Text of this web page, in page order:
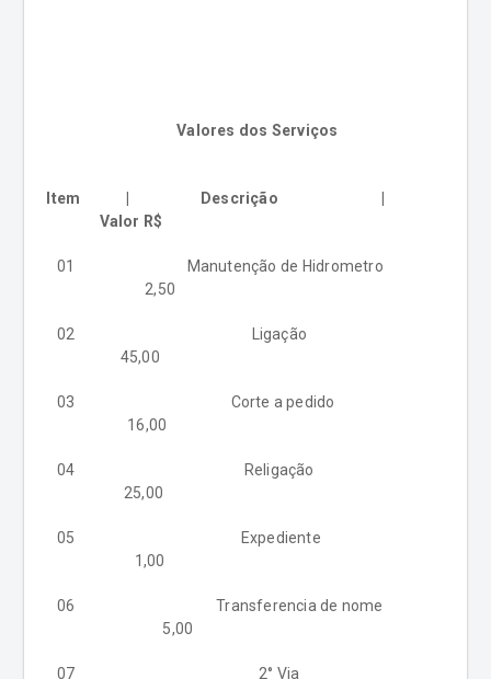
Valores dos Serviços
Item | Descrição |
Valor R$
01 Manutenção de Hidrometro
2,50
02 Ligação
45,00
03 Corte a pedido
16,00
04 Religação
25,00
05 Expediente
1,00
06 Transferencia de nome
5,00
07 2° Via